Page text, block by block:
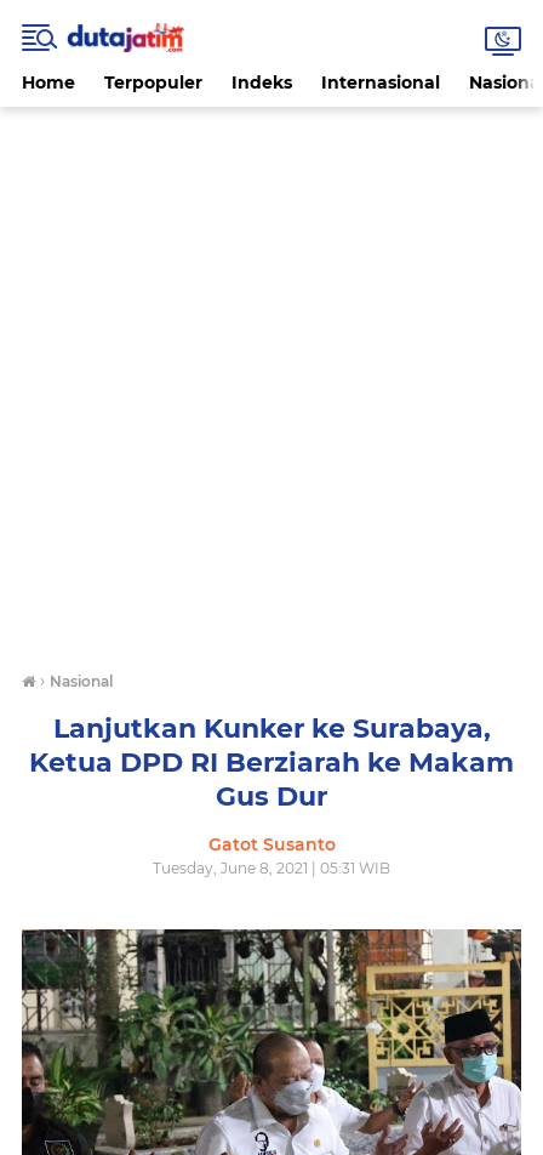
Home Terpopuler Indeks Internasional
› Nasional
Lanjutkan Kunker ke Surabaya,
Ketua DPD RI Berziarah ke Makam
Gus Dur
Gatot Susanto
Tuesday, June 8, 2021 | 05:31 WIB